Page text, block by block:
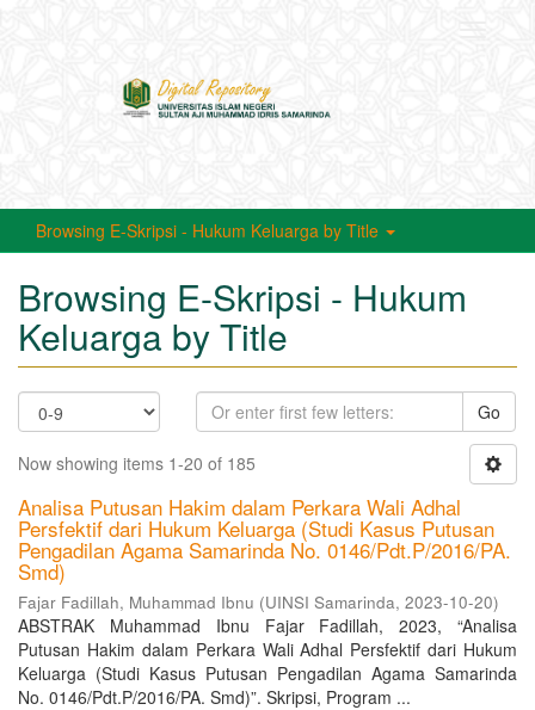
Browsing E-Skripsi - Hukum Keluarga by Title
Browsing E-Skripsi - Hukum
Keluarga by Title
Go
Now showing items 1-20 of 185
Analisa Putusan Hakim dalam Perkara Wali Adhal
Persfektif dari Hukum Keluarga (Studi Kasus Putusan
Pengadilan Agama Samarinda No. 0146/Pdt.P/2016/PA.
Smd)
Fajar Fadillah, Muhammad Ibnu (UINSI Samarinda, 2023-10-20)
ABSTRAK Muhammad Ibnu Fajar Fadillah, 2023, “Analisa
Putusan Hakim dalam Perkara Wali Adhal Persfektif dari Hukum
Keluarga (Studi Kasus Putusan Pengadilan Agama Samarinda
No. 0146/Pdt.P/2016/PA. Smd)”. Skripsi, Program ...